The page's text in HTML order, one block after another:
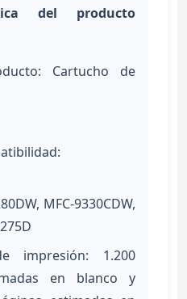
del producto
Cartucho de
MFC-9330CDW,
impresión: 1.200
en blanco y